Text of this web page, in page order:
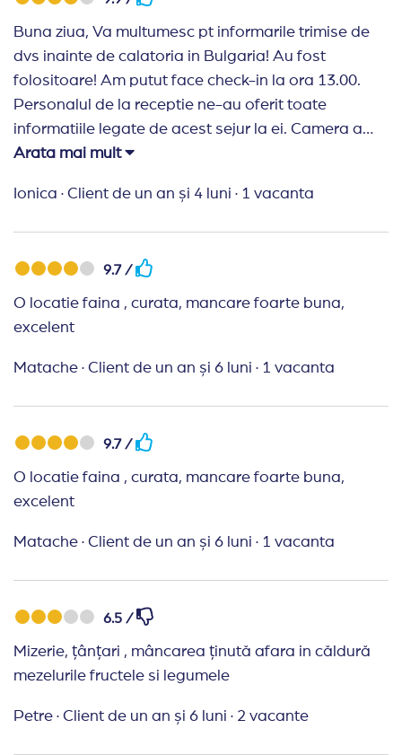
Buna ziua, Va multumesc pt informarile trimise de
dvs inainte de calatoria in Bulgaria! Au fost
folositoare! Am putut face check-in la ora 13.00.
Personalul de la receptie ne-au oferit toate
informatiile legate de acest sejur la ei. Camera a
fost spatioasa,cu vedere la mare. Din pacate,nu
de la fostii turisti. In fiecare zi se schimbau
variata,sucurile si alcoolul bunicele. Intre mesele
principale,snack barul era aprovizionat constant.
Mancarea o puteam lua si pe plaja. Din piscina se
intra. In spatiile comune se facea curatenie tot
zambitori. Pe plaja,sezlongurile erau spatiate. Plaja
era foarte curata,nisipul fin,intrarea lina in mare. La
beach bar puteam gasi suc,apa,cafea,bere.
satisfacator. Anul viitor vom calatori tot prin dvs,
Arata mai mult
Ionica · Client de un an și 4 luni · 1 vacanta
9.7 /
O locatie faina , curata, mancare foarte buna,
excelent
Matache · Client de un an și 6 luni · 1 vacanta
9.7 /
O locatie faina , curata, mancare foarte buna,
excelent
Matache · Client de un an și 6 luni · 1 vacanta
6.5 /
Mizerie, țânțari , mâncarea ținută afara in căldură
mezelurile fructele si legumele
Petre · Client de un an și 6 luni · 2 vacante